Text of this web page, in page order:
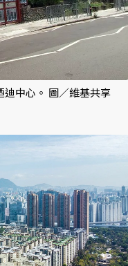
迪中心。 圖／維基共享